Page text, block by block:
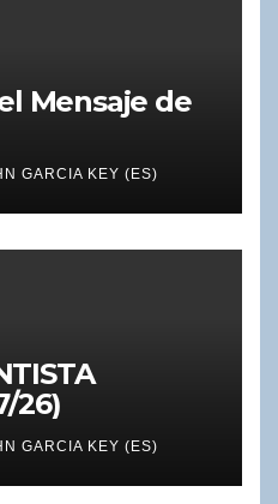
Mensaje de
GARCIA KEY (ES)
26)
GARCIA KEY (ES)